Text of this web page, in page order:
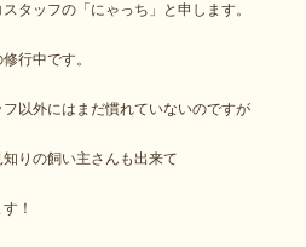
タッフの「にゃっち」と申します。
行中です。
以外にはまだ慣れていないのですが
りの飼い主さんも出来て
！